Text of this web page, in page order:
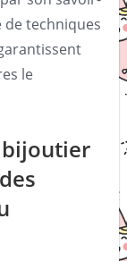
techniques
le